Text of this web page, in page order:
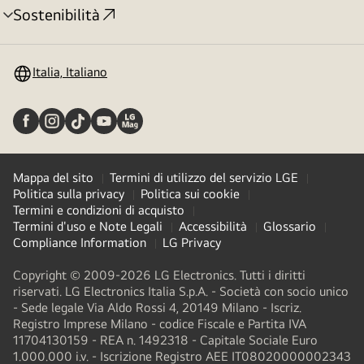
Sostenibilità
Attivazione
Italia, Italiano
Mappa del sito
Termini di utilizzo del servizio LGE
Politica sulla privacy
Politica sui cookie
Termini e condizioni di acquisto
Termini d'uso e Note Legali
Accessibilità
Glossario
Compliance Information
LG Privacy
Copyright © 2009-2026 LG Electronics. Tutti i diritti
riservati. LG Electronics Italia S.p.A. - Società con socio unico
- Sede legale Via Aldo Rossi 4, 20149 Milano - Iscriz.
Registro Imprese Milano - codice Fiscale e Partita IVA
11704130159 - REA n. 1492318 - Capitale Sociale Euro
1.000.000 i.v. - Iscrizione Registro AEE IT08020000002343​